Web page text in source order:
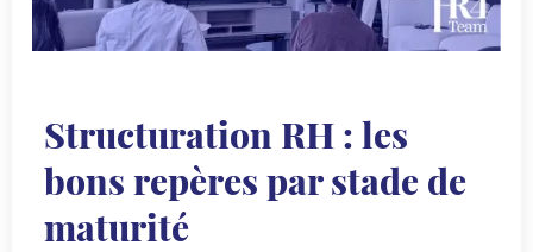
Structuration RH : les
bons repères par stade de
maturité